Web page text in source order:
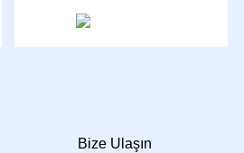
Bize Ulaşın